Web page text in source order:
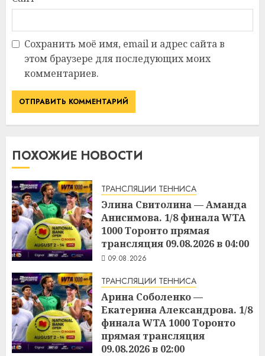
Сохранить моё имя, email и адрес сайта в
этом браузере для последующих моих
комментариев.
ПОХОЖИЕ НОВОСТИ
ТРАНСЛЯЦИИ ТЕННИСА
Элина Свитолина — Аманда
Анисимова. 1/8 финала WTA
1000 Торонто прямая
трансляция 09.08.2026 в 04:00
09.08.2026
ТРАНСЛЯЦИИ ТЕННИСА
Арина Соболенко —
Екатерина Александрова. 1/8
финала WTA 1000 Торонто
прямая трансляция
09.08.2026 в 02:00